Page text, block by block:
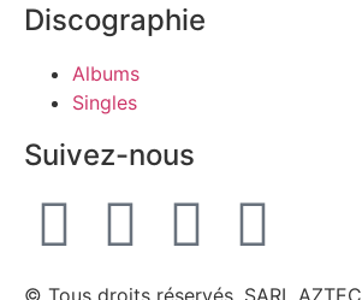
Discographie
Albums
Singles
Suivez-nous
© Tous droits réservés, SARL